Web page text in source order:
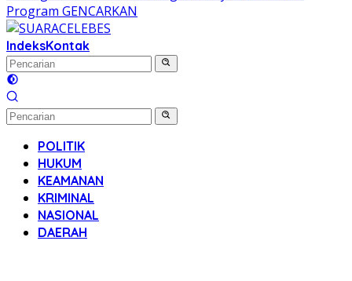
Program GENCARKAN
IndeksKontak
POLITIK
HUKUM
KEAMANAN
KRIMINAL
NASIONAL
DAERAH